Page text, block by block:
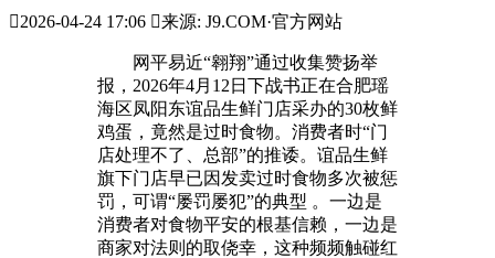
2026-04-24 17:06 来源: J9.COM·官方网站
网平易近“翱翔”通过收集赞扬举
报，2026年4月12日下战书正在合肥瑶
海区凤阳东谊品生鲜门店采办的30枚鲜
鸡蛋，竟然是过时食物。消费者时“门
店处理不了、总部”的推诿。谊品生鲜
旗下门店早已因发卖过时食物多次被惩
罚，可谓“屡罚屡犯”的典型 。一边是
消费者对食物平安的根基信赖，一边是
商家对法则的取侥幸，这种频频触碰红